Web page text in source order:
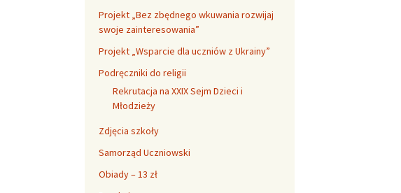
Projekt „Bez zbędnego wkuwania rozwijaj
swoje zainteresowania”
Projekt „Wsparcie dla uczniów z Ukrainy”
Podręczniki do religii
Rekrutacja na XXIX Sejm Dzieci i
Młodzieży
Zdjęcia szkoły
Samorząd Uczniowski
Obiady – 13 zł